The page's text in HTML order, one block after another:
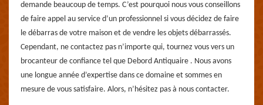
demande beaucoup de temps. C’est pourquoi nous vous conseillons
de faire appel au service d’un professionnel si vous décidez de faire
le débarras de votre maison et de vendre les objets débarrassés.
Cependant, ne contactez pas n’importe qui, tournez vous vers un
brocanteur de confiance tel que Debord Antiquaire . Nous avons
une longue année d’expertise dans ce domaine et sommes en
mesure de vous satisfaire. Alors, n’hésitez pas à nous contacter.